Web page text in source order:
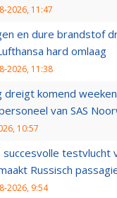
2026, 11:47
en dure brandstof
hard omlaag
2026, 11:38
dreigt komend
van SAS
10:57
succesvolle testvlucht
Russisch
2026, 9:54